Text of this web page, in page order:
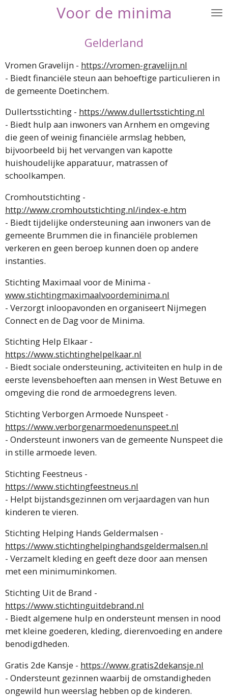
hoofdinhoud
Voor de minima
Gelderland
Vromen Gravelijn - https://vromen-gravelijn.nl
- Biedt financiële steun aan behoeftige particulieren in
de gemeente Doetinchem.
Dullertsstichting - https://www.dullertsstichting.nl
- Biedt hulp aan inwoners van Arnhem en omgeving
die geen of weinig financiële armslag hebben,
bijvoorbeeld bij het vervangen van kapotte
huishoudelijke apparatuur, matrassen of
schoolkampen.
Cromhoutstichting -
http://www.cromhoutstichting.nl/index-e.htm
- Biedt tijdelijke ondersteuning aan inwoners van de
gemeente Brummen die in financiële problemen
verkeren en geen beroep kunnen doen op andere
instanties.
Stichting Maximaal voor de Minima -
www.stichtingmaximaalvoordeminima.nl
- Verzorgt inloopavonden en organiseert Nijmegen
Connect en de Dag voor de Minima.
Stichting Help Elkaar -
https://www.stichtinghelpelkaar.nl
- Biedt sociale ondersteuning, activiteiten en hulp in de
eerste levensbehoeften aan mensen in West Betuwe en
omgeving die rond de armoedegrens leven.
Stichting Verborgen Armoede Nunspeet -
https://www.verborgenarmoedenunspeet.nl
- Ondersteunt inwoners van de gemeente Nunspeet die
in stille armoede leven.
Stichting Feestneus -
https://www.stichtingfeestneus.nl
- Helpt bijstandsgezinnen om verjaardagen van hun
kinderen te vieren.
Stichting Helping Hands Geldermalsen -
https://www.stichtinghelpinghandsgeldermalsen.nl
- Verzamelt kleding en geeft deze door aan mensen
met een minimuminkomen.
Stichting Uit de Brand -
https://www.stichtinguitdebrand.nl
- Biedt algemene hulp en ondersteunt mensen in nood
met kleine goederen, kleding, dierenvoeding en andere
benodigdheden.
Gratis 2de Kansje - https://www.gratis2dekansje.nl
- Ondersteunt gezinnen waarbij de omstandigheden
ongewild hun weerslag hebben op de kinderen.